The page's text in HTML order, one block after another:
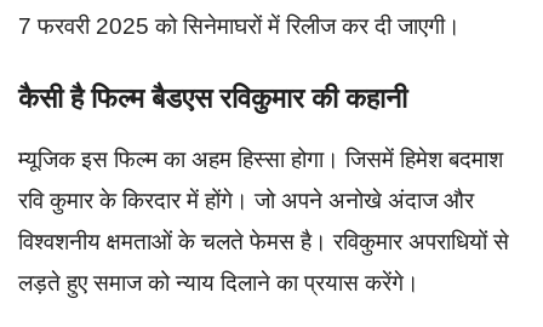
7 फरवरी 2025 को सिनेमाघरों में रिलीज कर दी जाएगी।
कैसी है फिल्म बैडएस रविकुमार की कहानी
म्यूजिक इस फिल्म का अहम हिस्सा होगा। जिसमें हिमेश बदमाश
रवि कुमार के किरदार में होंगे। जो अपने अनोखे अंदाज और
विश्वशनीय क्षमताओं के चलते फेमस है। रविकुमार अपराधियों से
लड़ते हुए समाज को न्याय दिलाने का प्रयास करेंगे।